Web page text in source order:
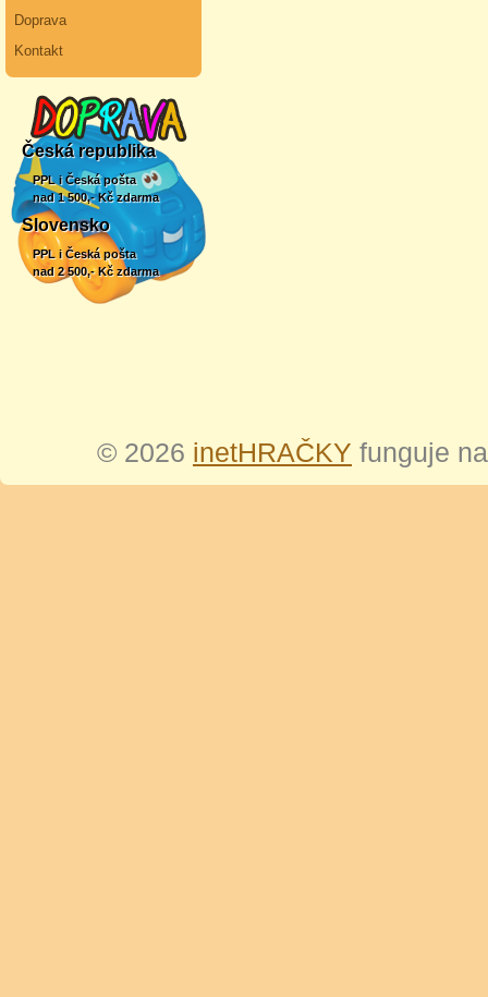
Doprava
Kontakt
Česká republika
PPL i Česká pošta
nad 1 500,- Kč zdarma
Slovensko
PPL i Česká pošta
nad 2 500,- Kč zdarma
© 2026 inetHRAČKY funguje